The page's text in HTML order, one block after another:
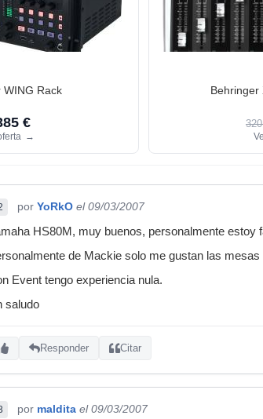
WING Rack
€
→
Behringer
por YoRkO el 09/03/2007
HS80M, muy buenos, personalmente estoy
de Mackie solo me gustan las
Event tengo experiencia nula.
saludo
Responder Citar
por maldita el 09/03/2007